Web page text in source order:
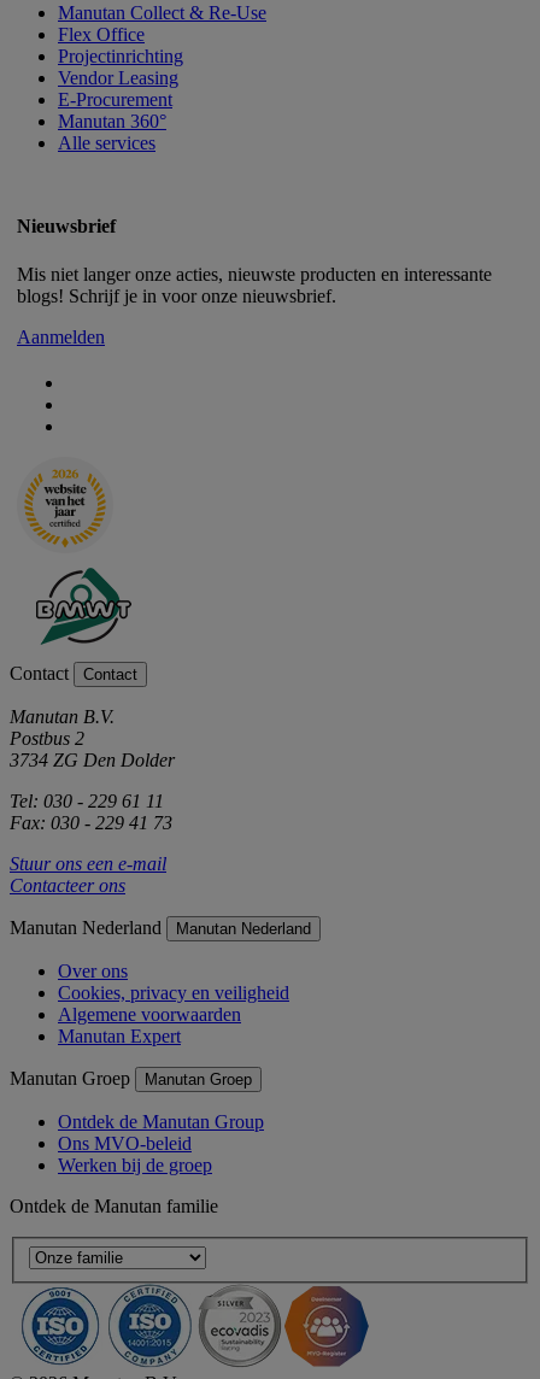
Manutan Collect & Re-Use
Flex Office
Projectinrichting
Vendor Leasing
E-Procurement
Manutan 360°
Alle services
Nieuwsbrief
Mis niet langer onze acties, nieuwste producten en interessante
blogs! Schrijf je in voor onze nieuwsbrief.
Aanmelden
Contact Contact
Manutan B.V.
Postbus 2
3734 ZG Den Dolder
Tel: 030 - 229 61 11
Fax: 030 - 229 41 73
Stuur ons een e-mail
Contacteer ons
Manutan Nederland Manutan Nederland
Over ons
Cookies, privacy en veiligheid
Algemene voorwaarden
Manutan Expert
Manutan Groep Manutan Groep
Ontdek de Manutan Group
Ons MVO-beleid
Werken bij de groep
Ontdek de Manutan familie